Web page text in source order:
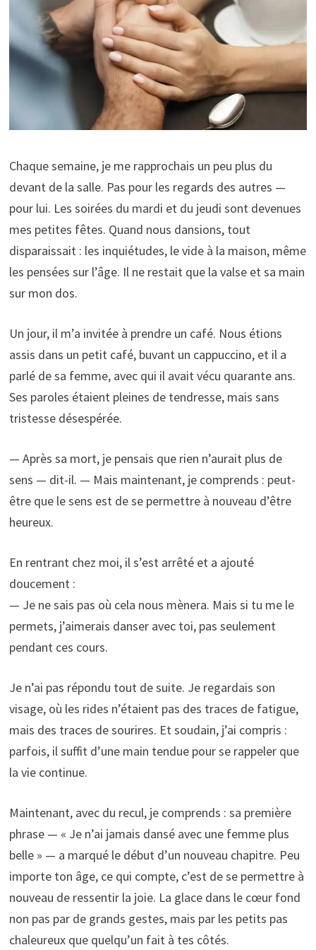
Chaque semaine, je me rapprochais un peu plus du
devant de la salle. Pas pour les regards des autres —
pour lui. Les soirées du mardi et du jeudi sont devenues
mes petites fêtes. Quand nous dansions, tout
disparaissait : les inquiétudes, le vide à la maison, même
les pensées sur l’âge. Il ne restait que la valse et sa main
sur mon dos.
Un jour, il m’a invitée à prendre un café. Nous étions
assis dans un petit café, buvant un cappuccino, et il a
parlé de sa femme, avec qui il avait vécu quarante ans.
Ses paroles étaient pleines de tendresse, mais sans
tristesse désespérée.
— Après sa mort, je pensais que rien n’aurait plus de
sens — dit-il. — Mais maintenant, je comprends : peut-
être que le sens est de se permettre à nouveau d’être
heureux.
En rentrant chez moi, il s’est arrêté et a ajouté
doucement :
— Je ne sais pas où cela nous mènera. Mais si tu me le
permets, j’aimerais danser avec toi, pas seulement
pendant ces cours.
Je n’ai pas répondu tout de suite. Je regardais son
visage, où les rides n’étaient pas des traces de fatigue,
mais des traces de sourires. Et soudain, j’ai compris :
parfois, il suffit d’une main tendue pour se rappeler que
la vie continue.
Maintenant, avec du recul, je comprends : sa première
phrase — « Je n’ai jamais dansé avec une femme plus
belle » — a marqué le début d’un nouveau chapitre. Peu
importe ton âge, ce qui compte, c’est de se permettre à
nouveau de ressentir la joie. La glace dans le cœur fond
non pas par de grands gestes, mais par les petits pas
chaleureux que quelqu’un fait à tes côtés.